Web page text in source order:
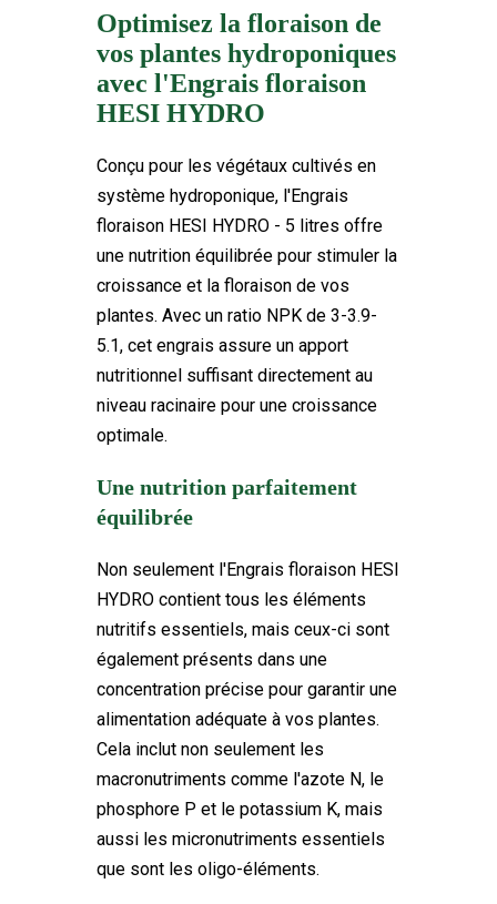
Optimisez la floraison de
vos plantes hydroponiques
avec l'Engrais floraison
HESI HYDRO
Conçu pour les végétaux cultivés en
système hydroponique, l'Engrais
floraison HESI HYDRO - 5 litres offre
une nutrition équilibrée pour stimuler la
croissance et la floraison de vos
plantes. Avec un ratio NPK de 3-3.9-
5.1, cet engrais assure un apport
nutritionnel suffisant directement au
niveau racinaire pour une croissance
optimale.
Une nutrition parfaitement
équilibrée
Non seulement l'Engrais floraison HESI
HYDRO contient tous les éléments
nutritifs essentiels, mais ceux-ci sont
également présents dans une
concentration précise pour garantir une
alimentation adéquate à vos plantes.
Cela inclut non seulement les
macronutriments comme l'azote N, le
phosphore P et le potassium K, mais
aussi les micronutriments essentiels
que sont les oligo-éléments.
Marque HESI
RéférenceFTK-HEHF5000
En stock 7 Produits